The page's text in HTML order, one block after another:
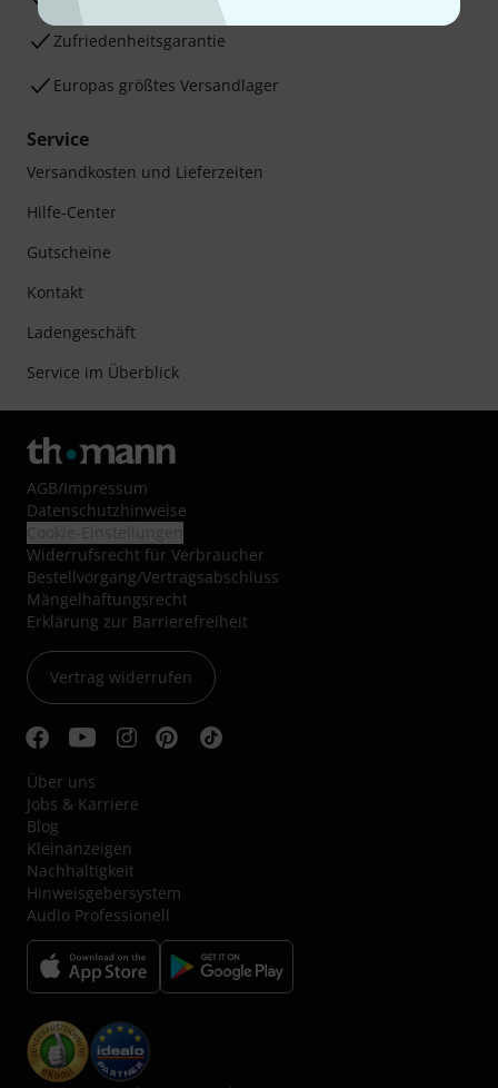
Zufriedenheitsgarantie
Europas größtes Versandlager
Service
Versandkosten und Lieferzeiten
Hilfe-Center
Gutscheine
Kontakt
Ladengeschäft
Service im Überblick
AGB/Impressum
Datenschutzhinweise
Widerrufsrecht für Verbraucher
Bestellvorgang/Vertragsabschluss
Mängelhaftungsrecht
Erklärung zur Barrierefreiheit
Vertrag widerrufen
Über uns
Jobs & Karriere
Blog
Kleinanzeigen
Nachhaltigkeit
Hinweisgebersystem
Audio Professionell